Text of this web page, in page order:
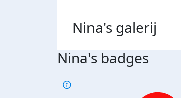
Nina's galerij
Nina's badges